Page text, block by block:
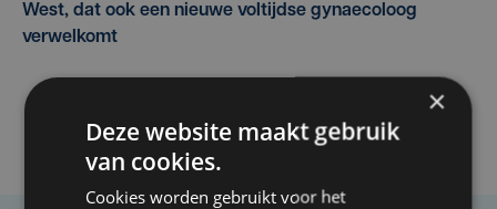
West, dat ook een nieuwe voltijdse gynaecoloog
verwelkomt
×
Deze website maakt gebruik
van cookies.
Cookies worden gebruikt voor het